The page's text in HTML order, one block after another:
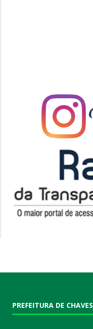
PREFEITURA DE CHAVES